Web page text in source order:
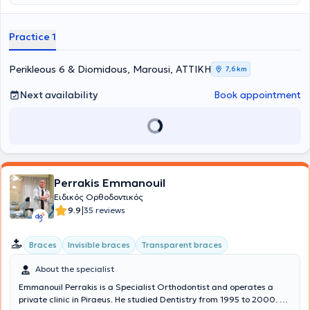
εξατομικευμένο σχεδιασμό θεραπείας και αξιοποίηση όλων των
Practice 1
Perikleous 6 & Diomidous, Marousi, ΑΤΤΙΚΗ 7,6 km
Next availability Book appointment
Perrakis Emmanouil
Ειδικός Ορθοδοντικός
9.9|35 reviews
Braces Invisible braces Transparent braces
About the specialist
Emmanouil Perrakis is a Specialist Orthodontist and operates a
private clinic in Piraeus. He studied Dentistry from 1995 to 2000. He